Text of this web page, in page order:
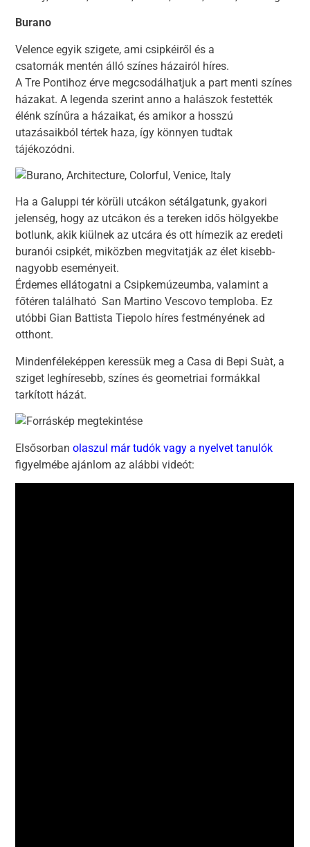
Burano
Velence egyik szigete, ami csipkéiről és a
csatornák mentén álló színes házairól híres.
A Tre Pontihoz érve megcsodálhatjuk a part menti színes
házakat. A legenda szerint anno a halászok festették
élénk színűra a házaikat, és amikor a hosszú
utazásaikból tértek haza, így könnyen tudtak
tájékozódni.
Ha a Galuppi tér körüli utcákon sétálgatunk, gyakori
jelenség, hogy az utcákon és a tereken idős hölgyekbe
botlunk, akik kiülnek az utcára és ott hímezik az eredeti
buranói csipkét, miközben megvitatják az élet kisebb-
nagyobb eseményeit.
Érdemes ellátogatni a Csipkemúzeumba, valamint a
főtéren található San Martino Vescovo temploba. Ez
utóbbi Gian Battista Tiepolo híres festményének ad
otthont.
Mindenféleképpen keressük meg a Casa di Bepi Suàt, a
sziget leghíresebb, színes és geometriai formákkal
tarkított házát.
Elsősorbanolaszul már tudók vagy a nyelvet tanulók
figyelmébe ajánlom az alábbi videót: